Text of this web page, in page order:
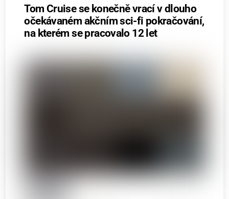
Tom Cruise se konečně vrací v dlouho
očekávaném akčním sci-fi pokračování,
na kterém se pracovalo 12 let